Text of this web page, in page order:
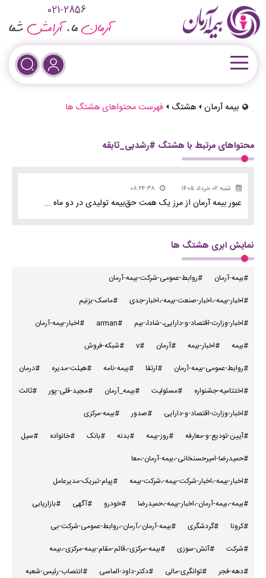
021-2856
بیمه آرمان هشتگ فهرست محتواهای هشتگ ها
محتواهای مرتبط با هشتگ #رشدبی_ثابقه
شنبه ۰۲ خرداد ۱۴۰۵ ۰۸:۲۴:۳۸
عبور بیمه آرمان از مرز یک همت حق‌بیمه تولیدی در دو ماه ...
نمایش ابری هشتگ ها
#بیمه-آرمان
#روابط-عمومی-شرکت-بیمه-آرمان
#اخبار-بیمه-،اخبار-صنعت-بیمه-،اخبار-جدی
#ماسک-بزنیم
#اخبار-وزارت-اقتصاد-و-دارایی،-شادا،-بیم
#arman
#اخبار-بیمه-آرمان
#بیمه
#اخبار-بیمه #آرمان #v
#شبکه-فروش
#روابط-عمومی-بیمه-آرمان
#ارتقا #بیمه-نامه #هیئت-مدیره
#درمان
#اختتامیه-جشنواره
#مسئولیت #بیمه_آرمان #مجید-قلی-پور
#ثالث
#اخبار-وزارت-اقتصاد-و-دارایی
#صدور
#بیمه-مرکزی
#آیین-تودیع-و-معارفه
#روز-بیمه #بدنه #بانک #خانواده
#سیل
#حمیدرضا-امیرحسنخانی-،بیمه-آرمان-،معا
#اخبار-بیمه-،اخبار-شرکت-بیمه-،شرکت-بیمه
#پیام-تبریک-مدیرعامل
#بیمه-،بیمه-آرمان-،اخبار-بیمه-،حمیدرضا
#خودرو #آگهی
#بازاریابی
#کرونا
#گردشگری
#بیمه-آرمان-،آرمان-،روابط-عمومی-شرکت-بی
#شرکت
#آتش-سوزی
#بیمه-مرکزی-،قائم-مقام-بیمه-مرکزی-،بیمه
#دهه-فجر
#توانگری-مالی #دکتر-داود-الماسی
#انتصاب-رئیس-شعبه